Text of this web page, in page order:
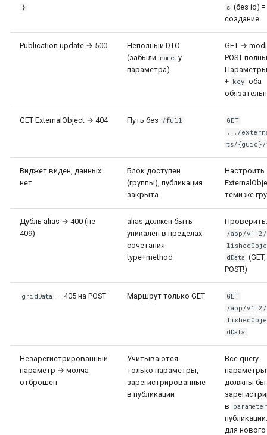
}
s (без id) =
создание
Publication update → 500
Неполный DTO
(забыли name у
параметра)
GET →
POST
+ key оба
GET ExternalObject → 404 Путь без /full
GET
.../
ts/
Виджет виден, данных
нет
Блок доступен
(группы), публикация
закрыта
Настроить
теми же
Дубль alias → 400 (не
409)
alias должен быть
уникален в пределах
сочетания
type+method
/app/
dData
POST!)
gridData — 405 на POST Маршрут только GET
GET
/app/
dData
Незарегистрированный
параметр → молча
отброшен
Учитываются
только параметры,
зарегистрированные
в публикации
Все query-
параметры
должны
в
для нового